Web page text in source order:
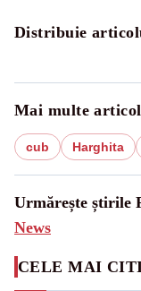
Distribuie
Mai multe
cub Harghita
Urmărește știrile
News
CELE MAI